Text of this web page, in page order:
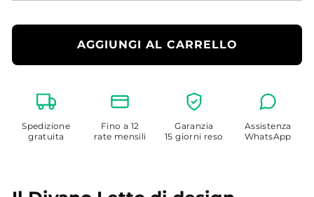
AGGIUNGI AL CARRELLO
Spedizione
gratuita
Fino a 12
rate mensili
Garanzia
15 giorni reso
Assistenza
WhatsApp